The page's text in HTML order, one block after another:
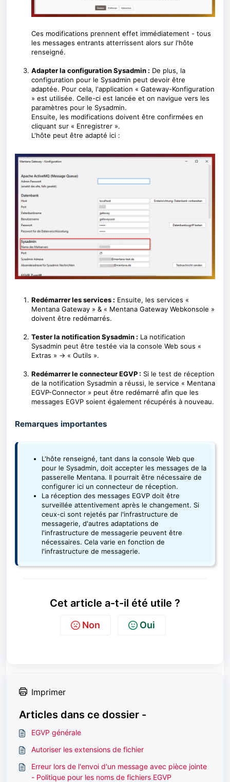
Ces modifications prennent effet immédiatement - tous
les messages entrants atterrissent alors sur l'hôte
renseigné.
Adapter la configuration Sysadmin : De plus, la
configuration pour le Sysadmin peut devoir être
adaptée. Pour cela, l'application « Gateway-Konfiguration
» est utilisée. Celle-ci est lancée et on navigue vers les
paramètres pour le Sysadmin.
Ensuite, les modifications doivent être confirmées en
cliquant sur « Enregistrer ».
L'hôte peut être adapté ici :
Redémarrer les services : Ensuite, les services «
Mentana Gateway » & « Mentana Gateway Webkonsole »
doivent être redémarrés.
Tester la notification Sysadmin : La notification
Sysadmin peut être testée via la console Web sous «
Extras » → « Outils ».
Redémarrer le connecteur EGVP : Si le test de réception
de la notification Sysadmin a réussi, le service « Mentana
EGVP-Connector » peut être redémarré afin que les
messages EGVP soient également récupérés à nouveau.
Remarques importantes
L'hôte renseigné, tant dans la console Web que
pour le Sysadmin, doit accepter les messages de la
passerelle Mentana. Il pourrait être nécessaire de
configurer ici un connecteur de réception.
La réception des messages EGVP doit être
surveillée attentivement après le changement. Si
ceux-ci sont rejetés par l'infrastructure de
messagerie, d'autres adaptations de
l'infrastructure de messagerie peuvent être
nécessaires. Cela varie en fonction de
l'infrastructure de messagerie.
Cet article a-t-il été utile ?
Non Oui
Imprimer
Articles dans ce dossier -
EGVP générale
Autoriser les extensions de fichier
Erreur lors de l'envoi d'un message avec pièce jointe
- Politique pour les noms de fichiers EGVP